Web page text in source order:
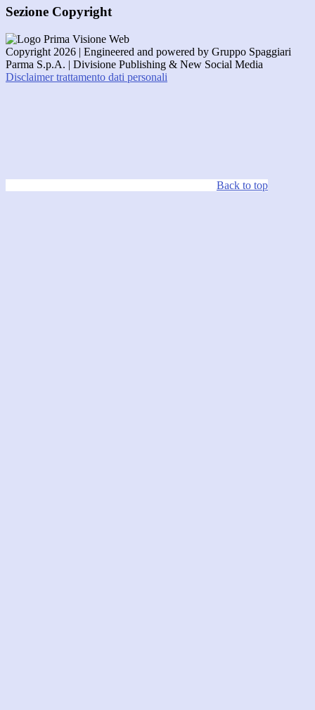
Sezione Copyright
Copyright 2026 | Engineered and powered by Gruppo Spaggiari
Parma S.p.A. | Divisione Publishing & New Social Media
Disclaimer trattamento dati personali
Back to top